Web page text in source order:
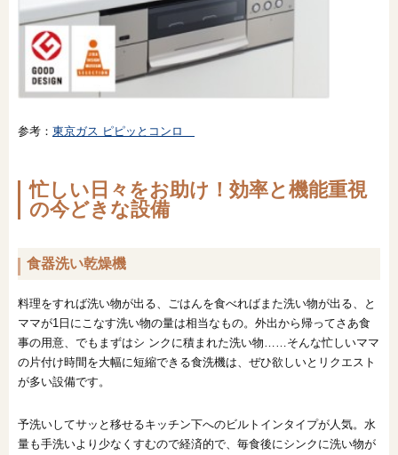
参考： 東京ガス ピピッとコンロ
忙しい日々をお助け！効率と機能重視
の今どきな設備
食器洗い乾燥機
料理をすれば洗い物が出る、ごはんを食べればまた洗い物が出る、と
ママが1日にこなす洗い物の量は相当なもの。外出から帰ってさあ食
事の用意、でもまずはシ ンクに積まれた洗い物……そんな忙しいママ
の片付け時間を大幅に短縮できる食洗機は、ぜひ欲しいとリクエスト
が多い設備です。
予洗いしてサッと移せるキッチン下へのビルトインタイプが人気。水
量も手洗いより少なくすむので経済的で、毎食後にシンクに洗い物が